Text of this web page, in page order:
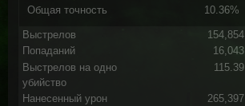
Общая точность 10.36%
Выстрелов
154,854
Попаданий
16,043
Выстрелов на одно
убийство
115.39
Нанесенный урон 265,397